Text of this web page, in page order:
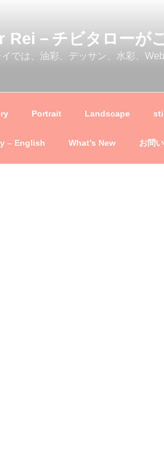
Rei－チビタローが
イでは、油彩、デッサン、水彩、
Portrait Landscape
– English What’s New お問